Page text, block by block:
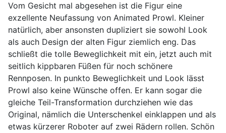
Vom Gesicht mal abgesehen ist die Figur eine
exzellente Neufassung von Animated Prowl. Kleiner
natürlich, aber ansonsten dupliziert sie sowohl Look
als auch Design der alten Figur ziemlich eng. Das
schließt die tolle Beweglichkeit mit ein, jetzt auch mit
seitlich kippbaren Füßen für noch schönere
Rennposen. In punkto Beweglichkeit und Look lässt
Prowl also keine Wünsche offen. Er kann sogar die
gleiche Teil-Transformation durchziehen wie das
Original, nämlich die Unterschenkel einklappen und als
etwas kürzerer Roboter auf zwei Rädern rollen. Schön